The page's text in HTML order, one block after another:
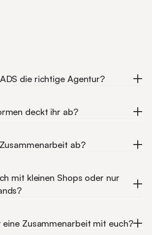
die richtige Agentur?
deckt ihr ab?
ab?
mit kleinen Shops oder nur
Zusammenarbeit mit euch?